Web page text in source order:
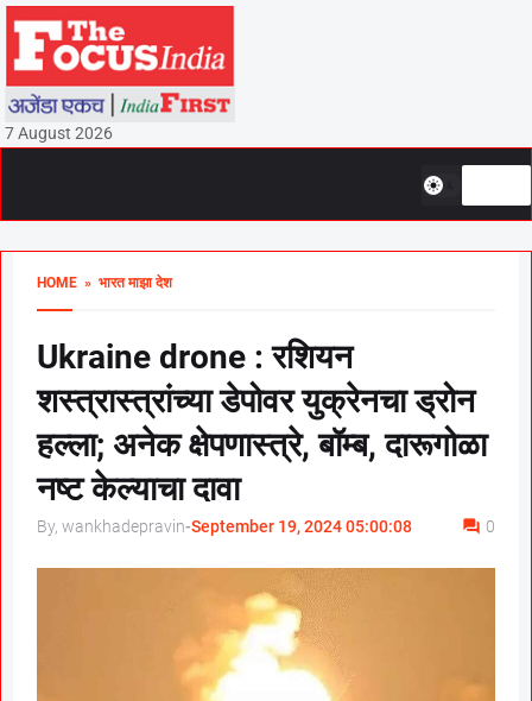
7 August 2026
HOME » भारत माझा देश
Ukraine drone : रशियन
शस्त्रास्त्रांच्या डेपोवर युक्रेनचा ड्रोन
हल्ला; अनेक क्षेपणास्त्रे, बॉम्ब, दारूगोळा
नष्ट केल्याचा दावा
By, wankhadepravin-September 19, 2024 05:00:08 0